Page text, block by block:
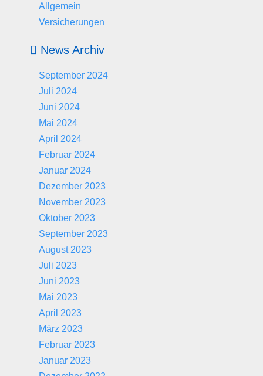
Allgemein
Versicherungen
News Archiv
September 2024
Juli 2024
Juni 2024
Mai 2024
April 2024
Februar 2024
Januar 2024
Dezember 2023
November 2023
Oktober 2023
September 2023
August 2023
Juli 2023
Juni 2023
Mai 2023
April 2023
März 2023
Februar 2023
Januar 2023